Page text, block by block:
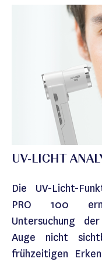
UV-LICHT
Die UV-Licht-
PRO 100
Untersuchung
Auge nicht
frühzeitigen